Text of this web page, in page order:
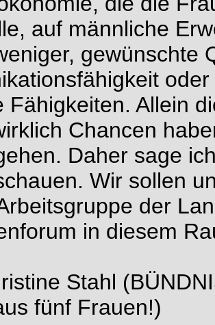
auf männliche
gewünschte
Fähigkeiten. Allein
Chancen
Daher sage
Wir sollen
der
in diesem
Stahl
fünf Frauen!)